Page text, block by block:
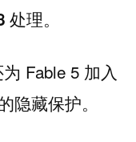
理。
Fable 5 加入
隐藏保护。